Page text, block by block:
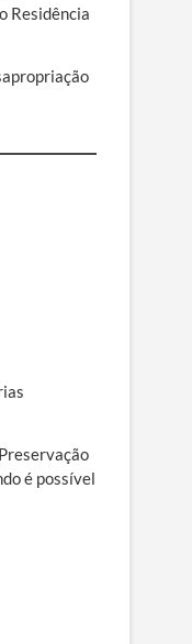
Residência
é possível